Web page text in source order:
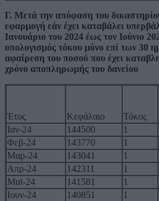
Γ. Μετά την απόφαση του
εφαρμογή εάν έχει καταβάλει
Ιανουάριο του 2024 έως τον Ιούνιο
υπολογισμός τόκου μόνο επί των 30
αφαίρεση του ποσού που έχει
χρόνο αποπληρωμής του δανείου
Έτος Κεφάλαιο Τόκος
Ιαν-24
144500 1
Φεβ-24
143770 1
Μαρ-24
143041 1
Απρ-24
142311 1
Μαϊ-24
141581 1
Ιουν-24
140851 1